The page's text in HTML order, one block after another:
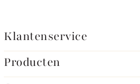
Klantenservice
Producten